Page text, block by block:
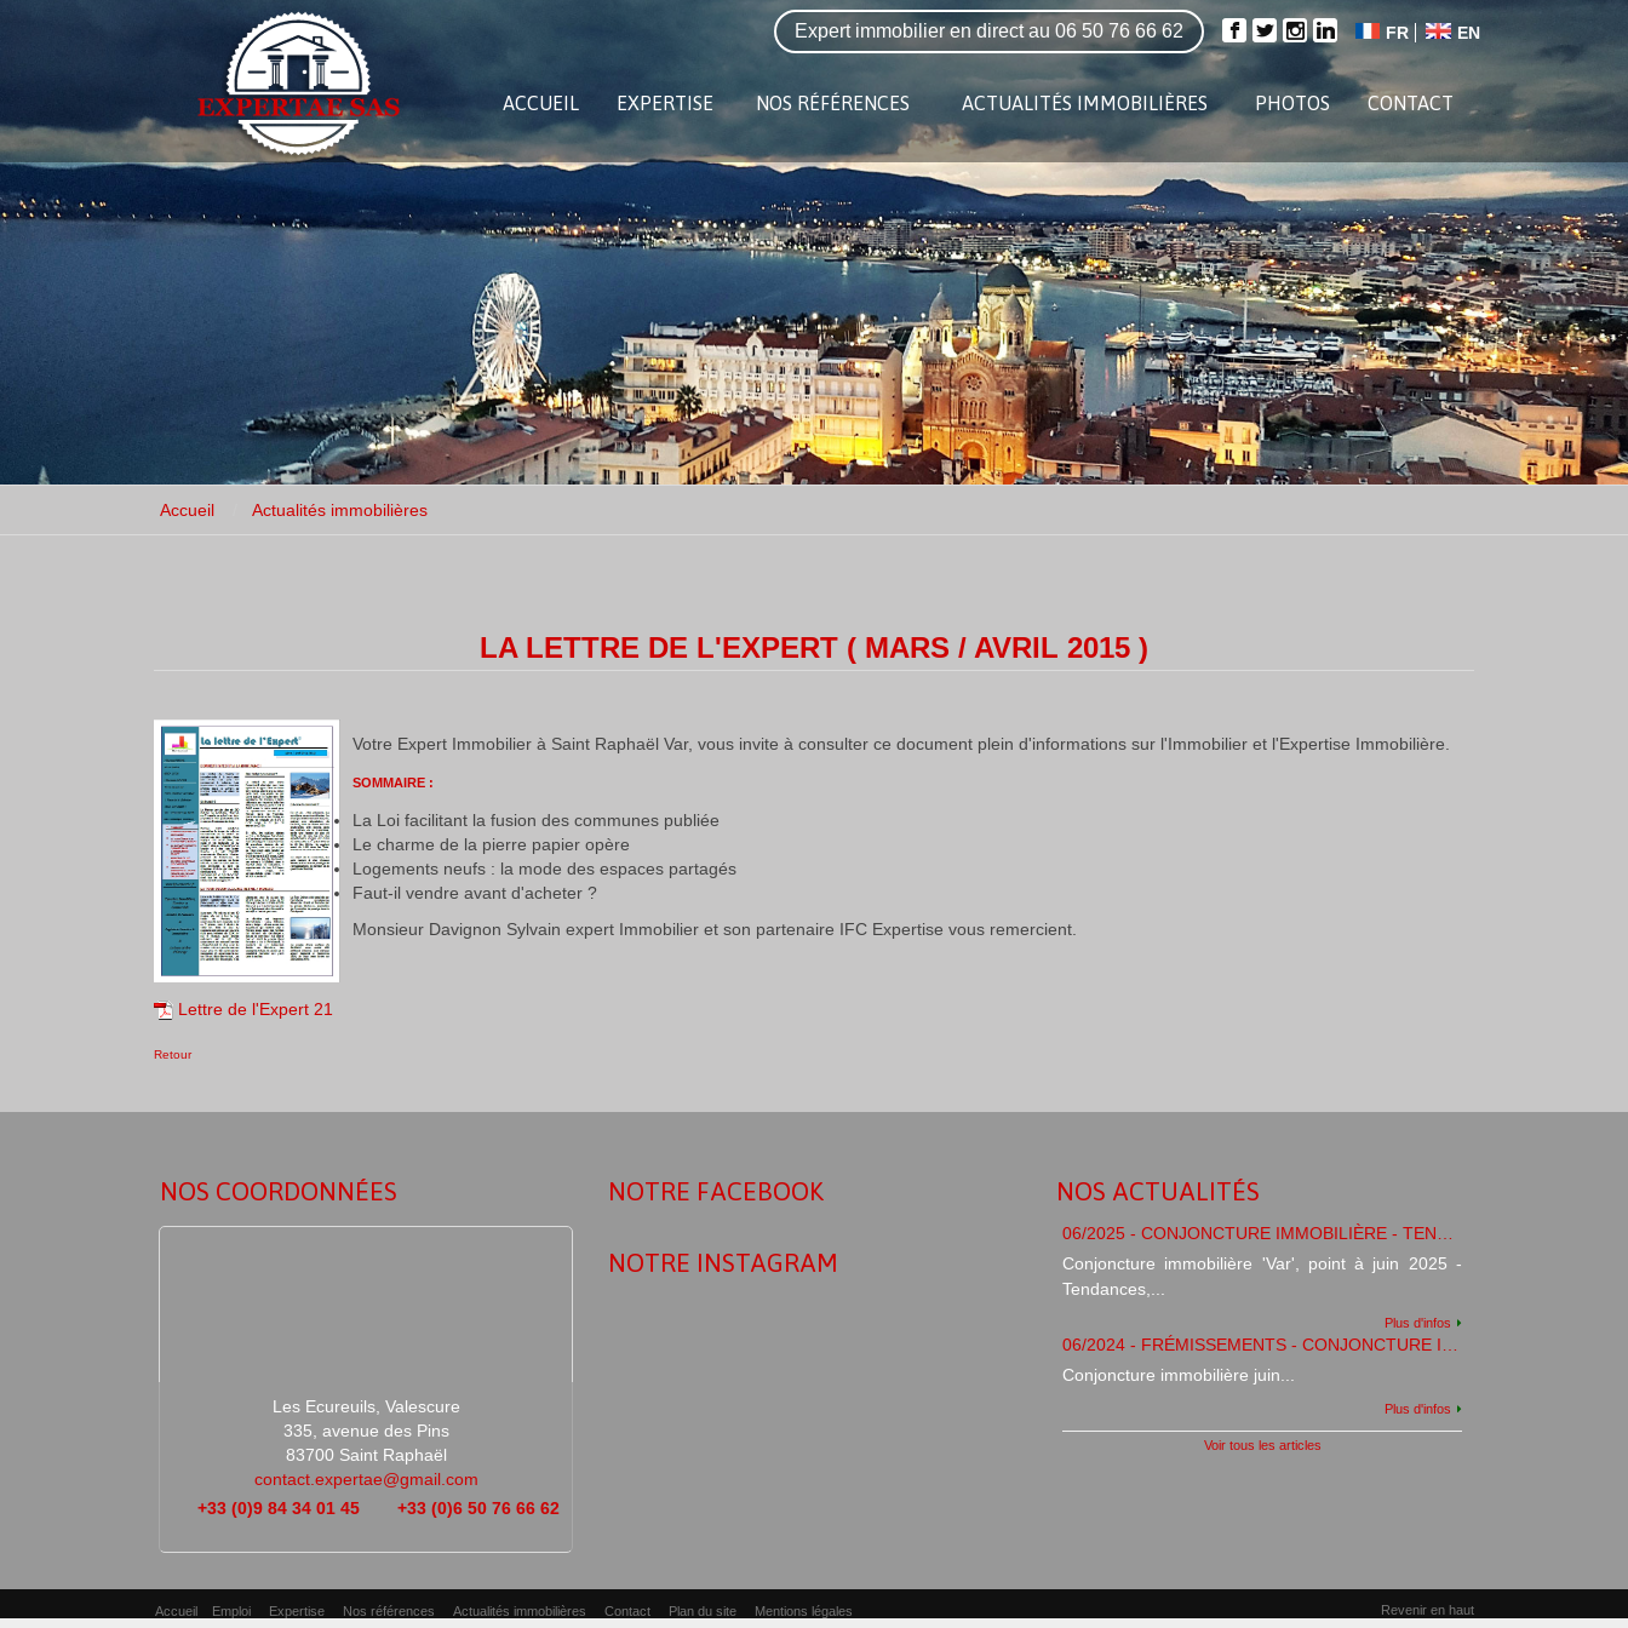
FR EN
Expert immobilier en direct au 06 50 76 66 62
ACCUEIL EXPERTISE NOS RÉFÉRENCES ACTUALITÉS IMMOBILIÈRES PHOTOS CONTACT
Accueil Actualités immobilières
LA LETTRE DE L'EXPERT ( MARS / AVRIL 2015 )
Votre Expert Immobilier à Saint Raphaël Var, vous invite à consulter ce document plein d'informations sur l'Immobilier et l'Expertise Immobilière.
SOMMAIRE :
La Loi facilitant la fusion des communes publiée
Le charme de la pierre papier opère
Logements neufs : la mode des espaces partagés
Faut-il vendre avant d'acheter ?
Monsieur Davignon Sylvain expert Immobilier et son partenaire IFC Expertise vous remercient.
Lettre de l'Expert 21
Retour
NOS COORDONNÉES
Les Ecureuils, Valescure
335, avenue des Pins
83700 Saint Raphaël
contact.expertae@gmail.com
+33 (0)9 84 34 01 45
+33 (0)6 50 76 66 62
NOTRE FACEBOOK
NOTRE INSTAGRAM
NOS ACTUALITÉS
Conjoncture immobilière 'Var', point à juin 2025 -
Tendances,...
Plus d'infos
Conjoncture immobilière juin...
Plus d'infos
Voir tous les articles
Accueil Emploi Expertise Nos références Actualités immobilières Contact Plan du site
Mentions légales
Revenir en haut